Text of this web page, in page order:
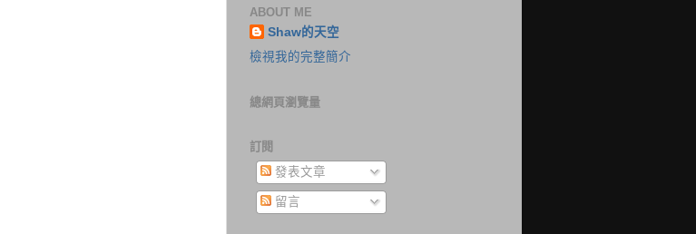
ABOUT ME
Shaw的天空
檢視我的完整簡介
總網頁瀏覽量
訂閱
發表文章
留言